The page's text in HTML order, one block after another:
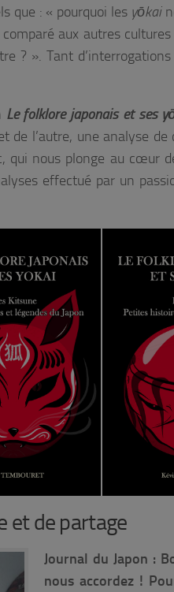
que : « pourquoi les yōkai
aux autres
? ». Tant
Le folklore japonais et ses
de l’autre, une analyse
nous plonge au cœur
effectué par un
© Kévin
et de partage
Journal du Japon :
nous accordez !